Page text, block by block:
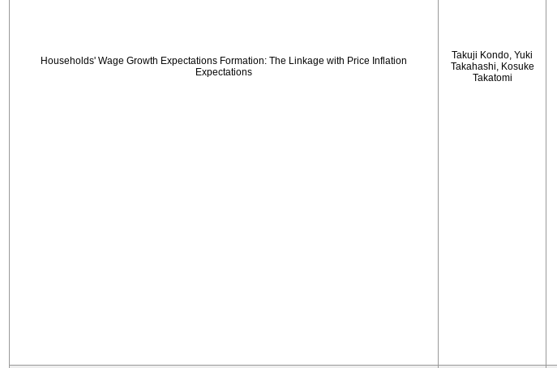
Households' Wage Growth Expectations Formation: The Linkage with Price Inflation
Expectations
Takuji Kondo, Yuki
Takahashi, Kosuke
Takatomi